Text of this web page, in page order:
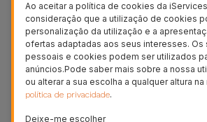
Fotografias com pequenas
Fotografias com sinais
A câmara não foca
Vidro da câmara traseira
Lente com riscos
Imagem distorcida
Ao aceitar a política de cookies da
consideração que a utilização de cookies
personalização da utilização e a
ofertas adaptadas aos seus interesses. Os
pessoais e cookies podem ser utilizados
anúncios.Pode saber mais sobre a nossa
ou alterar a sua escolha a qualquer altura
política de privacidade.
Deixe-me escolher